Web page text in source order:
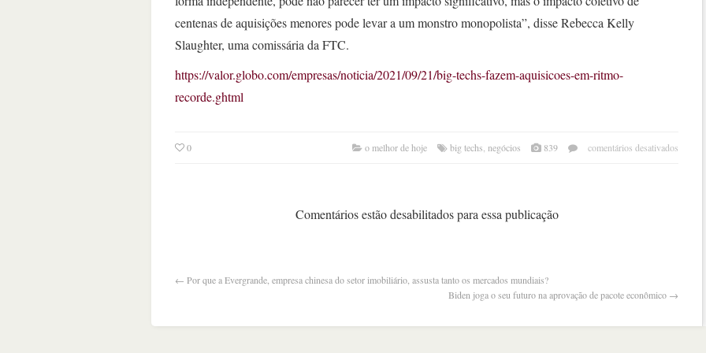
centenas de aquisições menores pode levar a um monstro monopolista”, disse Rebecca Kelly
Slaughter, uma comissária da FTC.
https://valor.globo.com/empresas/noticia/2021/09/21/big-techs-fazem-aquisicoes-em-ritmo-
recorde.ghtml
0 o melhor de hoje big techs, negócios 839 comentários desativados
Comentários estão desabilitados para essa publicação
← Por que a Evergrande, empresa chinesa do setor imobiliário, assusta tanto os mercados mundiais?
Biden joga o seu futuro na aprovação de pacote econômico →